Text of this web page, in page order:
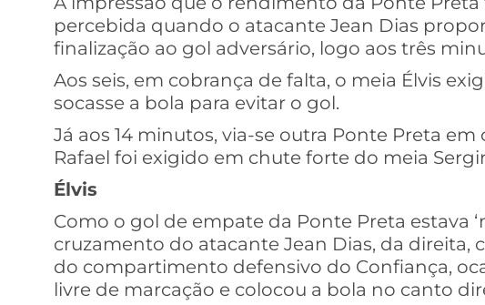
percebida quando o atacante Jean Dias
finalização ao gol adversário, logo aos três
Aos seis, em cobrança de falta, o meia Élvis
socasse a bola para evitar o gol.
Já aos 14 minutos, via-se outra Ponte Preta
Rafael foi exigido em chute forte do meia
Élvis
Como o gol de empate da Ponte Preta estava
cruzamento do atacante Jean Dias, da direita,
do compartimento defensivo do Confiança,
livre de marcação e colocou a bola no canto